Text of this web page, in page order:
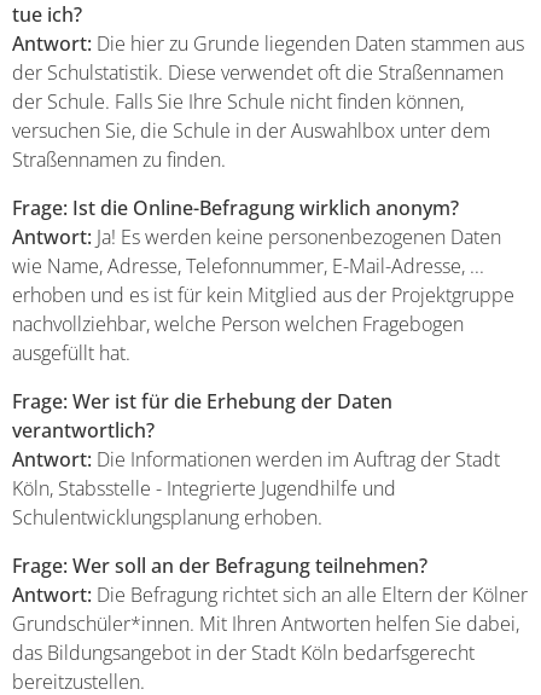
tue ich?
Antwort: Die hier zu Grunde liegenden Daten stammen aus
der Schulstatistik. Diese verwendet oft die Straßennamen
der Schule. Falls Sie Ihre Schule nicht finden können,
versuchen Sie, die Schule in der Auswahlbox unter dem
Straßennamen zu finden.
Frage: Ist die Online-Befragung wirklich anonym?
Antwort: Ja! Es werden keine personenbezogenen Daten
wie Name, Adresse, Telefonnummer, E-Mail-Adresse, ...
erhoben und es ist für kein Mitglied aus der Projektgruppe
nachvollziehbar, welche Person welchen Fragebogen
ausgefüllt hat.
Frage: Wer ist für die Erhebung der Daten
verantwortlich?
Antwort: Die Informationen werden im Auftrag der Stadt
Köln, Stabsstelle - Integrierte Jugendhilfe und
Schulentwicklungsplanung erhoben.
Frage: Wer soll an der Befragung teilnehmen?
Antwort: Die Befragung richtet sich an alle Eltern der Kölner
Grundschüler*innen. Mit Ihren Antworten helfen Sie dabei,
das Bildungsangebot in der Stadt Köln bedarfsgerecht
bereitzustellen.